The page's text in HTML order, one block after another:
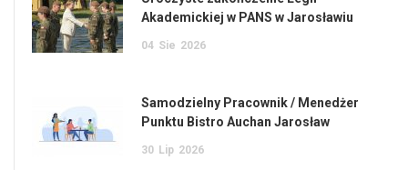
Akademickiej w PANS w Jarosławiu
04 Sie 2026
Samodzielny Pracownik / Menedżer
Punktu Bistro Auchan Jarosław
30 Lip 2026